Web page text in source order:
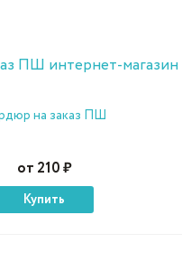
на заказ ПШ
от 210 ₽
Купить